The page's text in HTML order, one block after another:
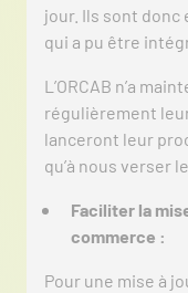
jour. Ils sont donc
qui a pu être
L’ORCAB n’a
régulièrement
lanceront leur
qu’à nous verser
Faciliter la
commerce :
Pour une mise à